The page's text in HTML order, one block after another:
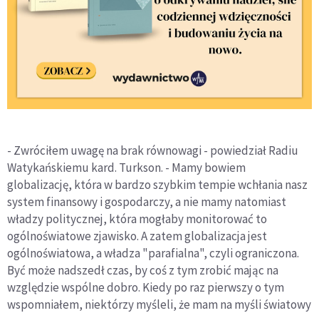
- Zwróciłem uwagę na brak równowagi - powiedział Radiu
Watykańskiemu kard. Turkson. - Mamy bowiem
globalizację, która w bardzo szybkim tempie wchłania nasz
system finansowy i gospodarczy, a nie mamy natomiast
władzy politycznej, która mogłaby monitorować to
ogólnoświatowe zjawisko. A zatem globalizacja jest
ogólnoświatowa, a władza "parafialna", czyli ograniczona.
Być może nadszedł czas, by coś z tym zrobić mając na
względzie wspólne dobro. Kiedy po raz pierwszy o tym
wspomniałem, niektórzy myśleli, że mam na myśli światowy